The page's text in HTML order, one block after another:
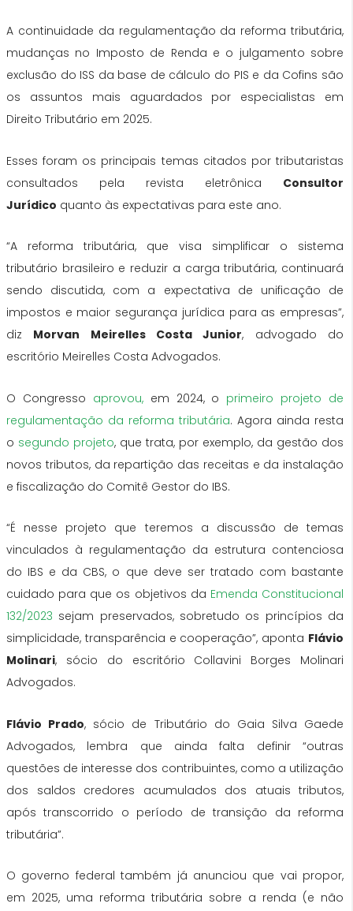
A continuidade da regulamentação da reforma tributária,
mudanças no Imposto de Renda e o julgamento sobre
exclusão do ISS da base de cálculo do PIS e da Cofins são
os assuntos mais aguardados por especialistas em
Direito Tributário em 2025.
Esses foram os principais temas citados por tributaristas
consultados pela revista eletrônica Consultor
Jurídico quanto às expectativas para este ano.
“A reforma tributária, que visa simplificar o sistema
tributário brasileiro e reduzir a carga tributária, continuará
sendo discutida, com a expectativa de unificação de
impostos e maior segurança jurídica para as empresas”,
diz Morvan Meirelles Costa Junior, advogado do
escritório Meirelles Costa Advogados.
O Congresso aprovou,em 2024, o primeiro projeto de
regulamentação da reforma tributária. Agora ainda resta
o segundo projeto, que trata, por exemplo, da gestão dos
novos tributos, da repartição das receitas e da instalação
e fiscalização do Comitê Gestor do IBS.
“É nesse projeto que teremos a discussão de temas
vinculados à regulamentação da estrutura contenciosa
do IBS e da CBS, o que deve ser tratado com bastante
cuidado para que os objetivos da Emenda Constitucional
132/2023 sejam preservados, sobretudo os princípios da
simplicidade, transparência e cooperação”, aponta Flávio
Molinari, sócio do escritório Collavini Borges Molinari
Advogados.
Flávio Prado, sócio de Tributário do Gaia Silva Gaede
Advogados, lembra que ainda falta definir “outras
questões de interesse dos contribuintes, como a utilização
dos saldos credores acumulados dos atuais tributos,
após transcorrido o período de transição da reforma
tributária”.
O governo federal também já anunciou que vai propor,
em 2025, uma reforma tributária sobre a renda (e não